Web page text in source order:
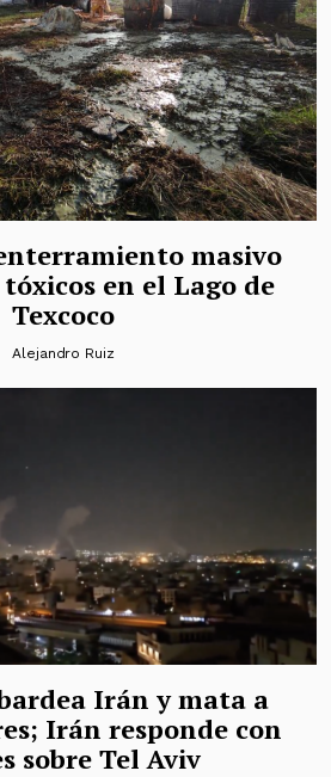
masivo
en el Lago de
Texcoco
Alejandro Ruiz
Irán y mata a
Irán responde con
sobre Tel Aviv